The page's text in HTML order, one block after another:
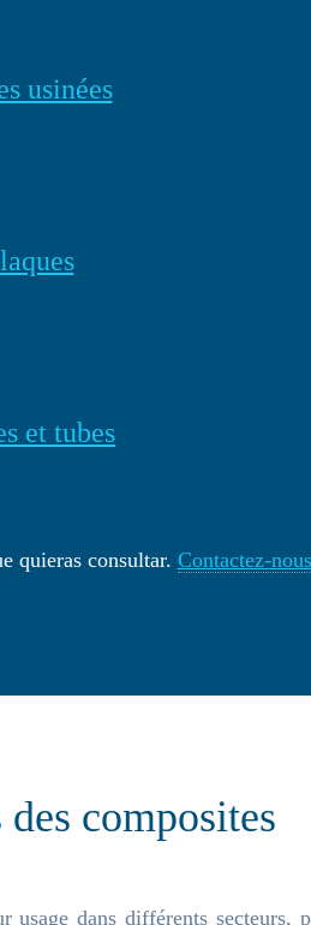
usinées
et tubes
quieras consultar. Contactez-nous
composites
dans différents secteurs,